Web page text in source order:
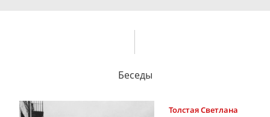
Беседы
ТолстаяСветлана